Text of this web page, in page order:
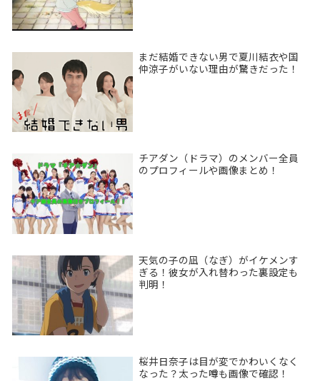
まだ結婚できない男で夏川結衣や国
仲涼子がいない理由が驚きだった！
チアダン（ドラマ）のメンバー全員
のプロフィールや画像まとめ！
天気の子の凪（なぎ）がイケメンす
ぎる！彼女が入れ替わった裏設定も
判明！
桜井日奈子は目が変でかわいくなく
なった？太った噂も画像で確認！